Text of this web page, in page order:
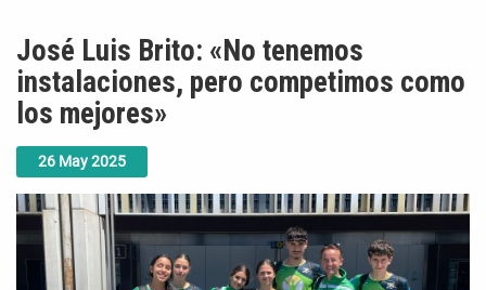
26 May2025
José Luis Brito: «No tenemos
instalaciones, pero competimos como
los mejores»